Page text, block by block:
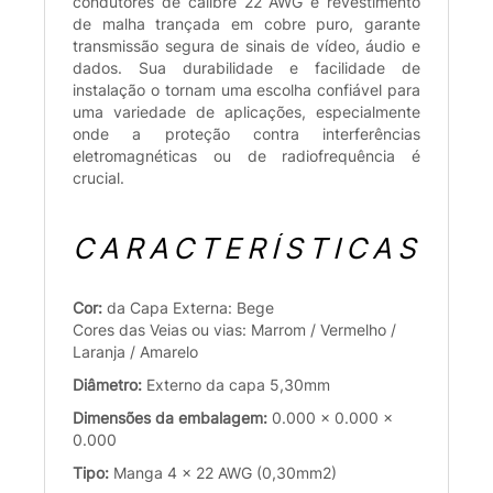
de malha trançada em cobre puro, garante
transmissão segura de sinais de vídeo, áudio e
dados. Sua durabilidade e facilidade de
instalação o tornam uma escolha confiável para
uma variedade de aplicações, especialmente
onde a proteção contra interferências
eletromagnéticas ou de radiofrequência é
crucial.
CARACTERÍSTICAS
Cor: da Capa Externa: Bege
Cores das Veias ou vias: Marrom / Vermelho /
Laranja / Amarelo
Diâmetro: Externo da capa 5,30mm
Dimensões da embalagem: 0.000 x 0.000 x
0.000
Tipo: Manga 4 x 22 AWG (0,30mm2)